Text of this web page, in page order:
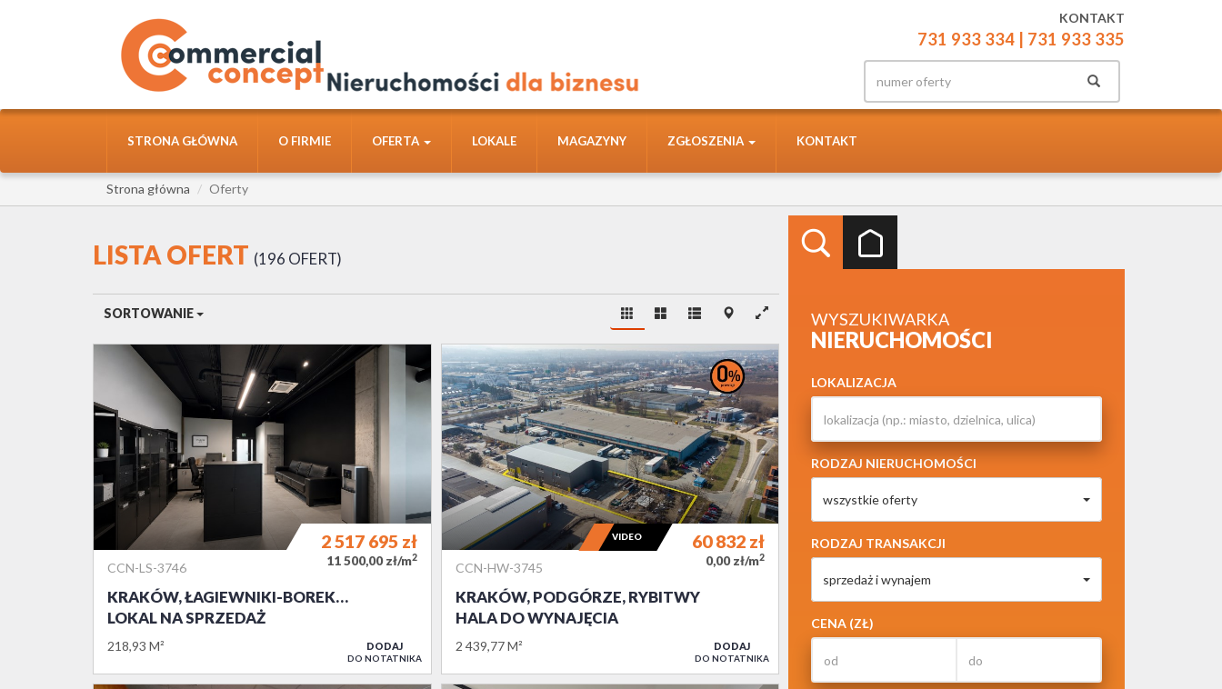
KONTAKT
731 933 334 | 731 933 335
STRONA GŁÓWNA O FIRMIE OFERTA LOKALE MAGAZYNY ZGŁOSZENIA KONTAKT
Strona główna Oferty
WYSZUKIWARKA
NIERUCHOMOŚCI
LOKALIZACJA
RODZAJ NIERUCHOMOŚCI
wszystkie oferty
RODZAJ TRANSAKCJI
sprzedaż i wynajem
CENA (ZŁ)
LISTA OFERT 196 OFERT
SORTOWANIE
CCN-LS-3746
KRAKÓW, ŁAGIEWNIKI-BOREK…
LOKAL NA SPRZEDAŻ
218,93 M²
2 517 695 zł
11 500,00 zł/m2
DODAJ
DO NOTATNIKA
CCN-HW-3745
KRAKÓW, PODGÓRZE, RYBITWY
HALA DO WYNAJĘCIA
2 439,77 M²
60 832 zł
0,00 zł/m2
VIDEO
DODAJ
DO NOTATNIKA